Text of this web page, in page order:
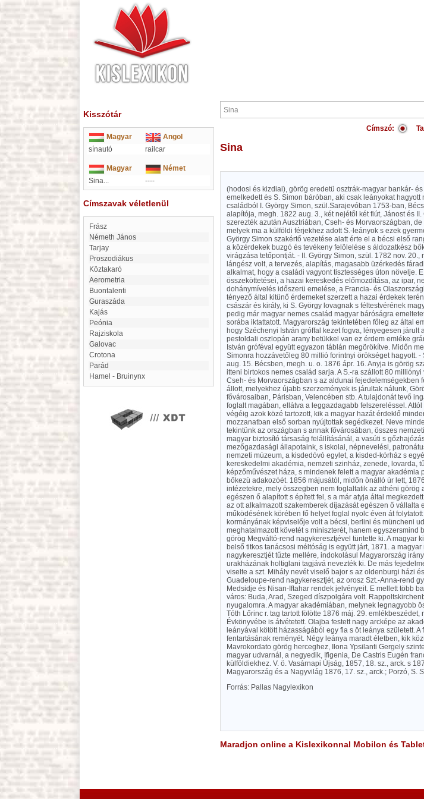
Kisszótár
Magyar
Angol
sínautó
railcar
Magyar
Német
Sina...
----
Címszavak véletlenül
frász
Németh János
Tarjay
proszodiákus
Köztakaró
aerometria
Buontalenti
Guraszáda
kajás
Peónia
Rajziskola
Galovac
Crotona
Parád
Hamel - Bruinynx
Címszó:
Sina
(hodosi és kizdiai), görög eredetü osztrák-magyar bankár-
emelkedett és S. Simon báróban, aki csak leányokat
családból I. György Simon, szül.Sarajevóban 1753-ban,
alapítója, megh. 1822 aug. 3., két nejétől két fiút, Jánost és
szerezték azután Ausztriában, Cseh- és Morvaországban,
melyek ma a külföldi férjekhez adott S.-leányok s ezek
György Simon szakértő vezetése alatt érte el a bécsi első
a közérdekek buzgó és tevékeny felölelése s áldozatkész
virágzása tetőpontját. - II. György Simon, szül. 1782 nov.
lángész volt, a tervezés, alapítás, magasabb üzérkedés
alkalmat, hogy a családi vagyont tisztességes úton növelje.
összeköttetései, a hazai kereskedés előmozdítása, az ipar,
dohánymívelés időszerü emelése, a Francia- és
tényező által kitünő érdemeket szerzett a hazai érdekek
császár és király, ki S. György lovagnak s féltestvérének
pedig már magyar nemes család magyar báróságra
sorába iktattatott. Magyarország tekintetében főleg az által
hogy Széchenyi István gróffal kezet fogva, lényegesen
pestoldali oszlopán arany betükkel van ez érdem emléke
István gróféval együtt egyazon táblán megörökítve. Midőn
Simonra hozzávetőleg 80 millió forintnyi örökséget hagyott.
aug. 15. Bécsben, megh. u. o. 1876 ápr. 16. Anyja is görög
itteni birtokos nemes család sarja. A S.-ra szállott 80
Cseh- és Morvaországban s az aldunai fejedelemségekben
állott, melyekhez újabb szerzemények is járultak nálunk,
fővárosaiban, Párisban, Velencében stb. A tulajdonát tevő
foglalt magában, ellátva a leggazdagabb felszereléssel.
végéig azok közé tartozott, kik a magyar hazát érdeklő
mozzanatban első sorban nyújtottak segédkezet. Neve
tekintünk az országban s annak fővárosában, összes
magyar biztosító társaság felállításánál, a vasúti s
mezőgazdasági állapotaink, s iskolai, népnevelési,
nemzeti múzeum, a kisdedóvó egylet, a kisded-kórház s
kereskedelmi akadémia, nemzeti szinház, zenede, lovarda,
képzőművészet háza, s mindenek felett a magyar
bőkezü adakozóét. 1856 májusától, midőn önálló úr lett,
intézetekre, mely összegben nem foglaltatik az athéni
egészen ő alapított s épített fel, s a már atyja által
az ott alkalmazott szakemberek díjazását egészen ő
működésének körében fő helyet foglal nyolc éven át
kormányának képviselője volt a bécsi, berlini és müncheni
meghatalmazott követét s miniszterét, hanem
görög Megváltó-rend nagykeresztjével tüntette ki. A magyar
belső titkos tanácsosi méltóság is együtt járt, 1871. a
nagykeresztjét tűzte mellére, indokolásul Magyarország
urakházának holtiglani tagjává nevezték ki. De más
viselte a szt. Mihály nevét viselő bajor s az oldenburgi házi
Guadeloupe-rend nagykeresztjét, az orosz Szt.-Anna-rend
Medsidje és Nisan-Iftahar rendek jelvényeit. E mellett több
város: Buda, Arad, Szeged díszpolgára volt.
nyugalomra. A magyar akadémiában, melynek legnagyobb
Tóth Lőrinc r. tag tartott fölötte 1876 máj. 29.
Évkönyvébe is átvétetett. Olajba festett nagy arcképe az
leányával kötött házasságából egy fia s öt leánya született.
fentartásának reményét. Négy leánya maradt életben, kik
Mavrokordato görög herceghez, Ilona Ypsilanti Gergely
magyar udvarnál, a negyedik, Ifigenia, De Castris Eugén
külföldiekhez. V. ö. Vasárnapi Újság, 1857, 18. sz., arck. s
Magyarország és a Nagyvilág 1876, 17. sz., arck.; Porzó, S.
Forrás: Pallas Nagylexikon
Maradjon online a Kislexikonnal Mobilon és